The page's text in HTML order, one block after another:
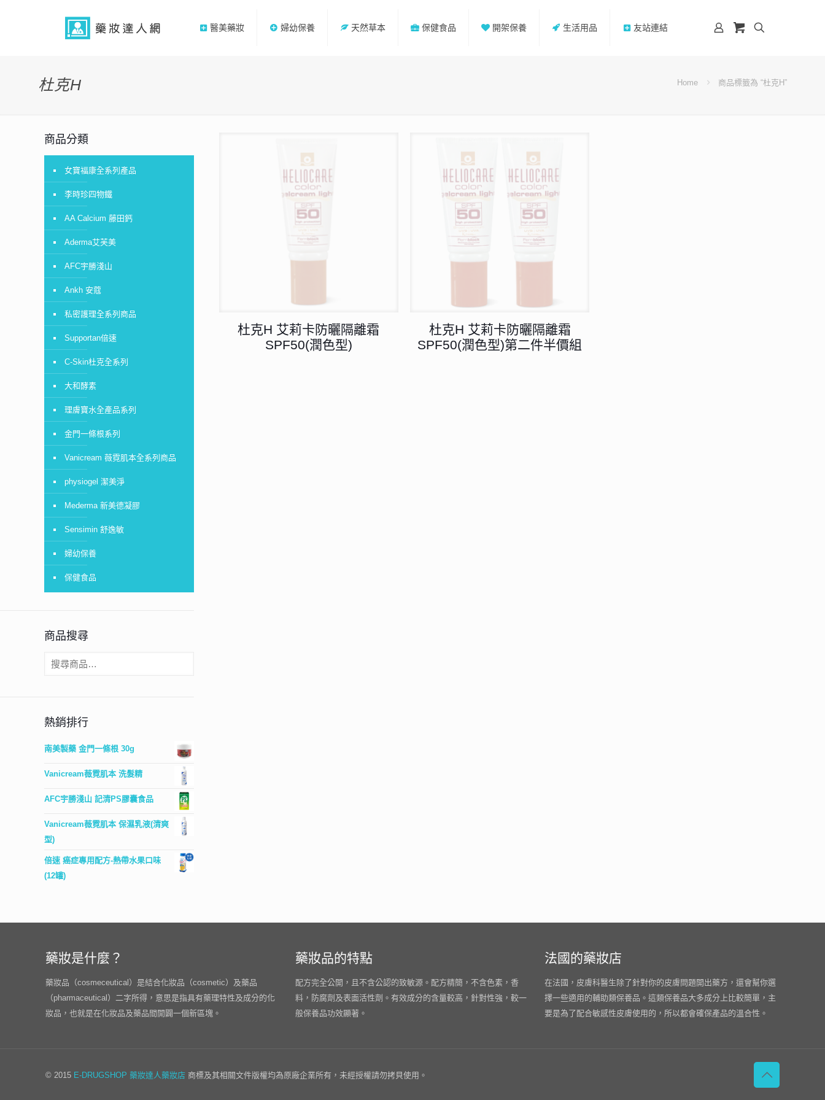
醫美藥妝 婦幼保養 天然草本 保健食品 開架保養 生活用品 友站連結
杜克H Home 商品標籤為 “杜克H”
杜克H 艾莉卡防曬隔離霜
SPF50(潤色型)
杜克H 艾莉卡防曬隔離霜
SPF50(潤色型)第二件半價組
商品分類
女寶福康全系列產品
李時珍四物鐵
AA Calcium 藤田鈣
Aderma艾芙美
AFC宇勝淺山
Ankh 安蔻
私密護理全系列商品
Supportan倍速
C-Skin杜克全系列
大和酵素
理膚寶水全產品系列
金門一條根系列
Vanicream 薇霓肌本全系列商品
physiogel 潔美淨
Mederma 新美德凝膠
Sensimin 舒逸敏
婦幼保養
保健食品
商品搜尋
熱銷排行
南美製藥 金門一條根 30g
Vanicream薇霓肌本 洗髮精
AFC宇勝淺山 記清PS膠囊食品
Vanicream薇霓肌本 保濕乳液(清爽
型)
倍速 癌症專用配方-熱帶水果口味
(12罐)
藥妝是什麼？
藥妝品（cosmeceutical）是結合化妝品（cosmetic）及藥品
（pharmaceutical）二字所得，意思是指具有藥理特性及成分的化
妝品，也就是在化妝品及藥品間開闢一個新區塊。
藥妝品的特點
配方完全公開，且不含公認的致敏源。配方精簡，不含色素，香
料，防腐劑及表面活性劑。有效成分的含量較高，針對性強，較一
般保養品功效顯著。
法國的藥妝店
在法國，皮膚科醫生除了針對你的皮膚問題開出藥方，還會幫你選
擇一些適用的輔助類保養品。這類保養品大多成分上比較簡單，主
要是為了配合敏感性皮膚使用的，所以都會確保產品的溫合性。
© 2015 E-DRUGSHOP 藥妝達人藥妝店 商標及其相關文件版權均為原廠企業所有，未經授權請勿拷貝使用。